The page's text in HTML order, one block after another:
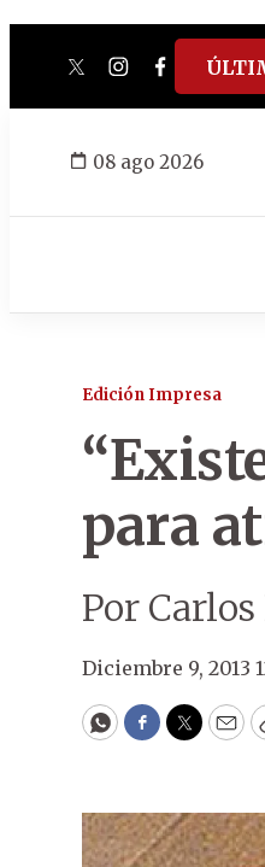
twitterinstagram
facebook
08 ago 2026
Edición Impresa
para
Por
Diciembre 9, 2013
WhatsApp
Facebook
Twitter